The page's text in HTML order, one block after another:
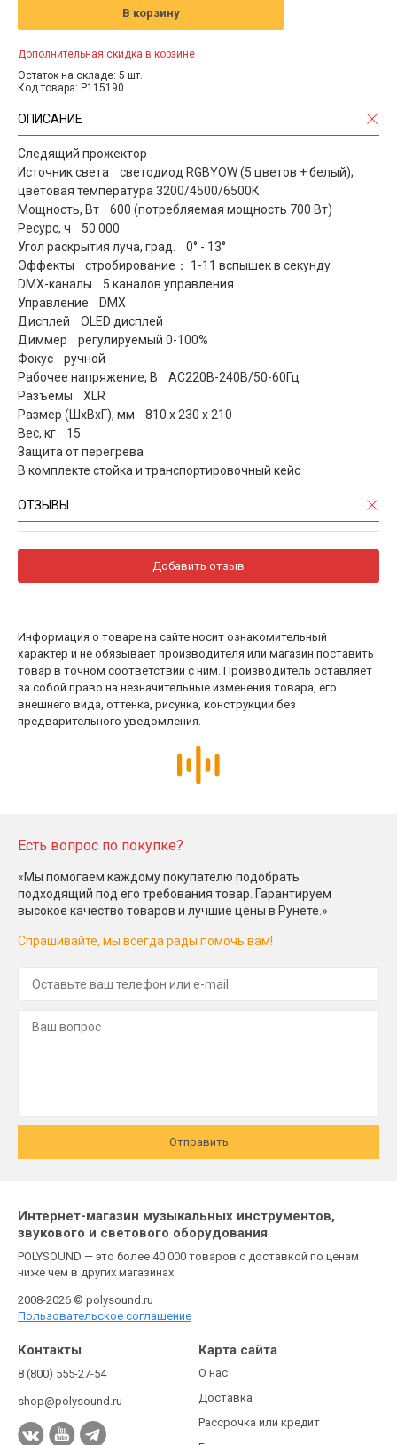
В корзину
Дополнительная скидка в корзине
Остаток на складе: 5 шт.
Код товара: P115190
ОПИСАНИЕ
Следящий прожектор
Источник света светодиод RGBYOW (5 цветов + белый);
цветовая температура 3200/4500/6500К
Мощность, Вт 600 (потребляемая мощность 700 Вт)
Ресурс, ч 50 000
Угол раскрытия луча, град. 0° - 13°
Эффекты стробирование： 1-11 вспышек в секунду
DMX-каналы 5 каналов управления
Управление DMX
Дисплей OLED дисплей
Диммер регулируемый 0-100%
Фокус ручной
Рабочее напряжение, В AC220В-240В/50-60Гц
Разъемы XLR
Размер (ШхВхГ), мм 810 х 230 х 210
Вес, кг 15
Защита от перегрева
В комплекте стойка и транспортировочный кейс
ОТЗЫВЫ
Добавить отзыв
Информация о товаре на сайте носит ознакомительный
характер и не обязывает производителя или магазин поставить
товар в точном соответствии с ним. Производитель оставляет
за собой право на незначительные изменения товара, его
внешнего вида, оттенка, рисунка, конструкции без
предварительного уведомления.
Есть вопрос по покупке?
«Мы помогаем каждому покупателю подобрать
подходящий под его требования товар. Гарантируем
высокое качество товаров и лучшие цены в Рунете.»
Спрашивайте, мы всегда рады помочь вам!
Отправить
Интернет-магазин музыкальных инструментов,
звукового и светового оборудования
POLYSOUND — это более 40 000 товаров с доставкой по ценам
ниже чем в других магазинах
2008-2026 © polysound.ru
Пользовательское соглашение
Контакты
8 (800) 555-27-54
shop@polysound.ru
Карта сайта
О нас
Доставка
Рассрочка или кредит